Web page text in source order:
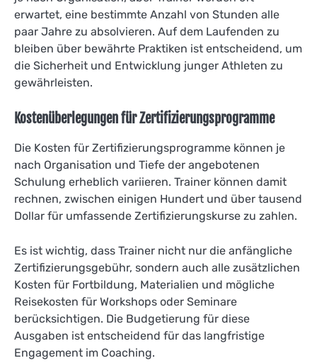
erwartet, eine bestimmte Anzahl von Stunden alle
paar Jahre zu absolvieren. Auf dem Laufenden zu
bleiben über bewährte Praktiken ist entscheidend, um
die Sicherheit und Entwicklung junger Athleten zu
gewährleisten.
Kostenüberlegungen für Zertifizierungsprogramme
Die Kosten für Zertifizierungsprogramme können je
nach Organisation und Tiefe der angebotenen
Schulung erheblich variieren. Trainer können damit
rechnen, zwischen einigen Hundert und über tausend
Dollar für umfassende Zertifizierungskurse zu zahlen.
Es ist wichtig, dass Trainer nicht nur die anfängliche
Zertifizierungsgebühr, sondern auch alle zusätzlichen
Kosten für Fortbildung, Materialien und mögliche
Reisekosten für Workshops oder Seminare
berücksichtigen. Die Budgetierung für diese
Ausgaben ist entscheidend für das langfristige
Engagement im Coaching.